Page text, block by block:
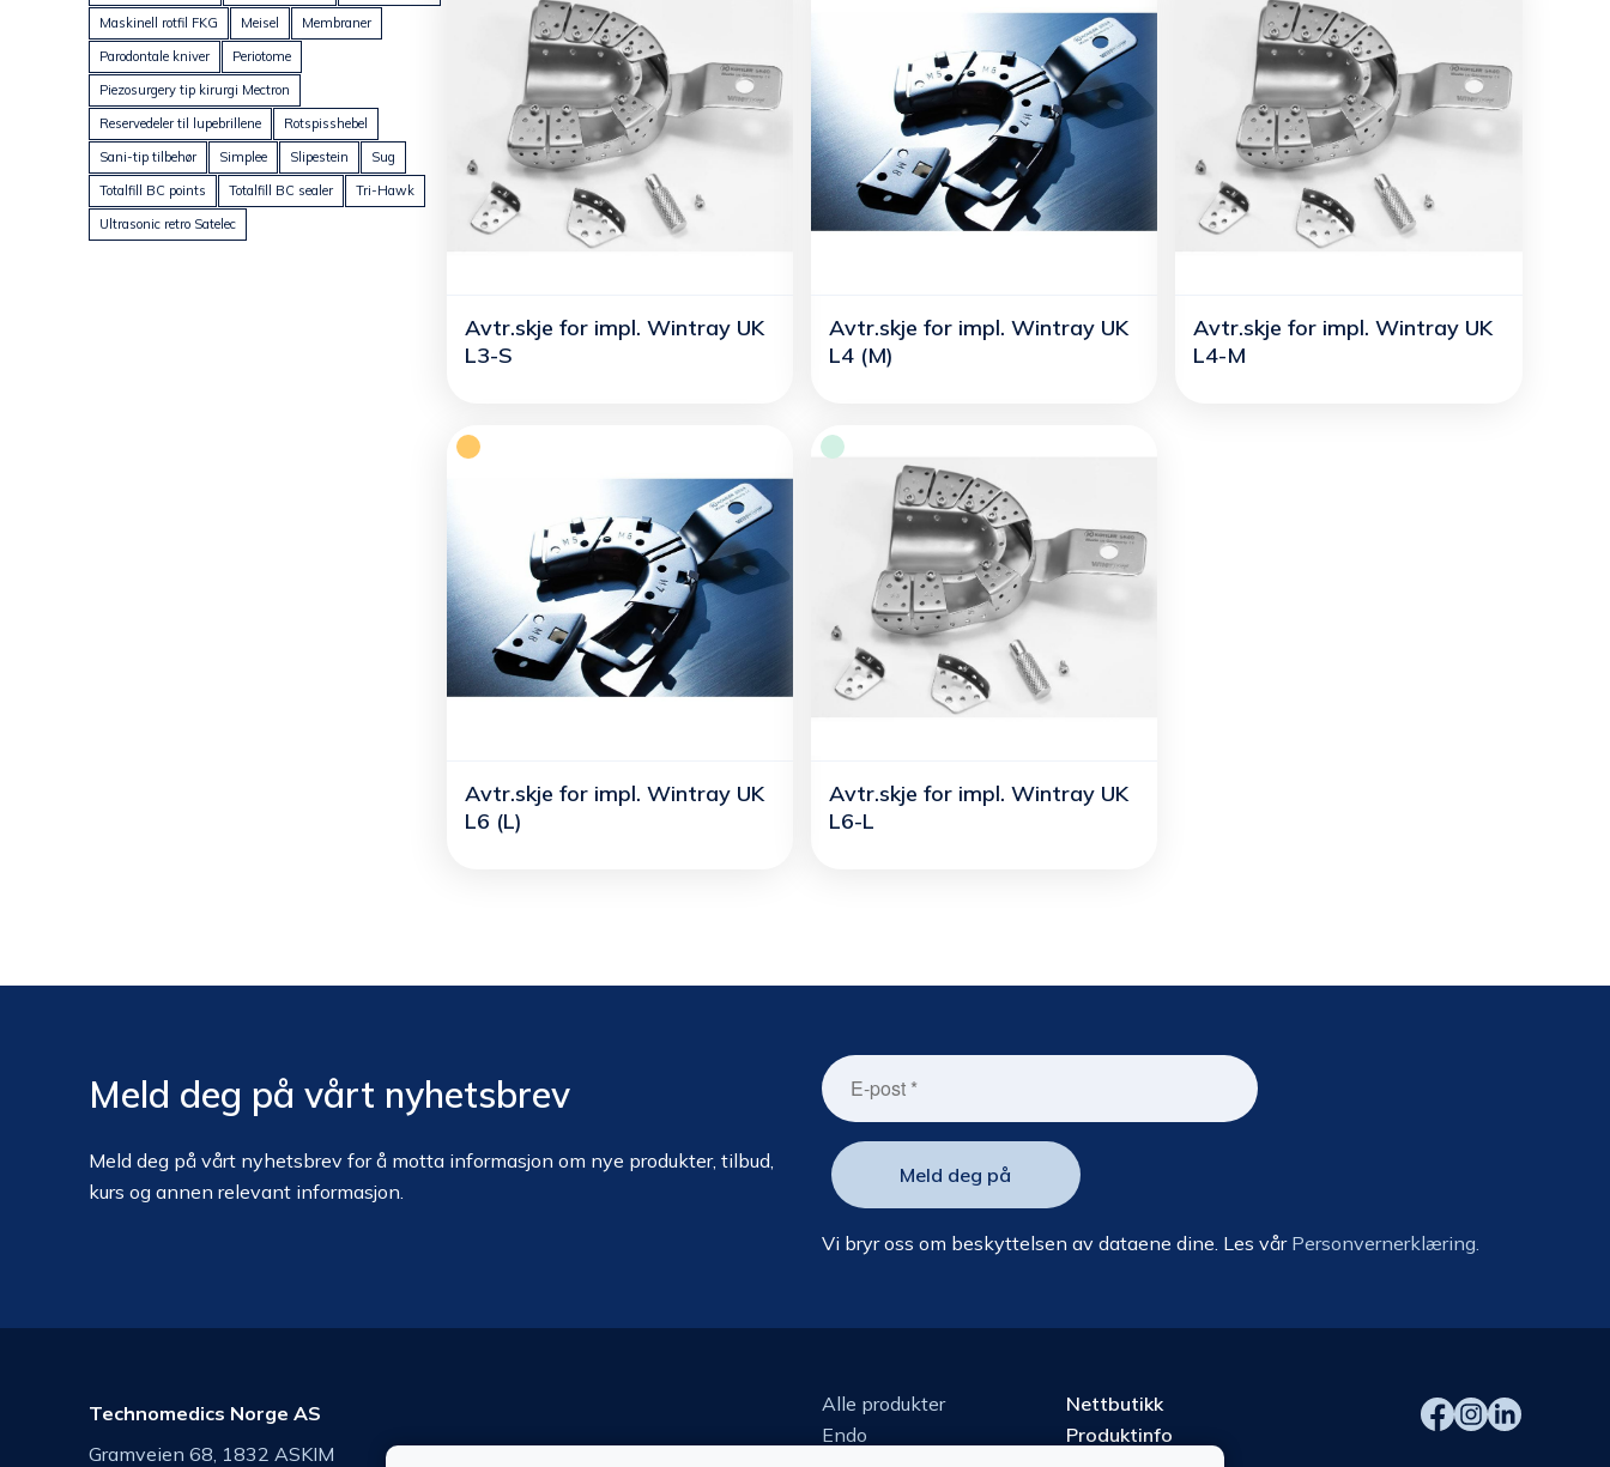
Avtr.skje for impl. Wintray UK
L3-S
Avtr.skje for impl. Wintray UK
L4 (M)
Avtr.skje for impl. Wintray UK
L4-M
Avtr.skje for impl. Wintray UK
L6 (L)
Avtr.skje for impl. Wintray UK
L6-L
Maskinell rotfil FKG
Meisel
Membraner
Parodontale kniver
Periotome
Piezosurgery tip kirurgi Mectron
Reservedeler til lupebrillene
Rotspisshebel
Sani-tip tilbehør
Simplee Slipestein
Sug
Totalfill BC points
Totalfill BC sealer
Tri-Hawk
Ultrasonic retro Satelec
Meld deg på vårt nyhetsbrev
Meld deg på vårt nyhetsbrev for å motta informasjon om nye produkter, tilbud,
kurs og annen relevant informasjon.
Vi bryr oss om beskyttelsen av dataene dine. Les vår Personvernerklæring.
Technomedics Norge AS
Gramveien 68, 1832 ASKIM
Alle produkter
Endo
Nettbutikk
Produktinfo